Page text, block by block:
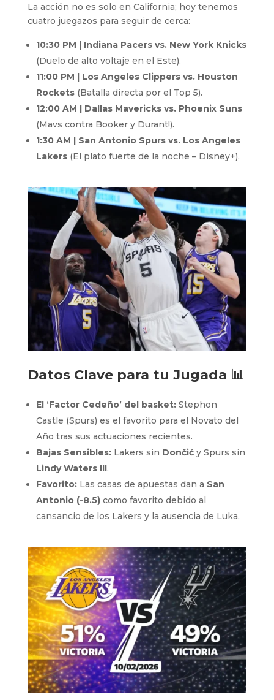
La acción no es solo en California; hoy tenemos
cuatro juegazos para seguir de cerca:
10:30 PM | Indiana Pacers vs. New York Knicks
(Duelo de alto voltaje en el Este).
11:00 PM | Los Angeles Clippers vs. Houston
Rockets(Batalla directa por el Top 5).
12:00 AM | Dallas Mavericks vs. Phoenix Suns
(Mavs contra Booker y Durant!).
1:30 AM | San Antonio Spurs vs. Los Angeles
Lakers(El plato fuerte de la noche – Disney+).
Datos Clave para tu Jugada 📊
El ‘Factor Cedeño’ del basket:Stephon
Castle (Spurs) es el favorito para el Novato del
Año tras sus actuaciones recientes.
Bajas Sensibles:Lakers sin Dončićy Spurs sin
Lindy Waters III.
Favorito:Las casas de apuestas dan a San
Antonio (-8.5)como favorito debido al
cansancio de los Lakers y la ausencia de Luka.